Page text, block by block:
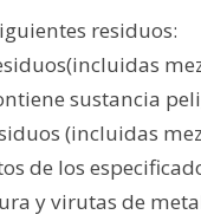
residuos:
sustancia
(incluidas
de los
y virutas de